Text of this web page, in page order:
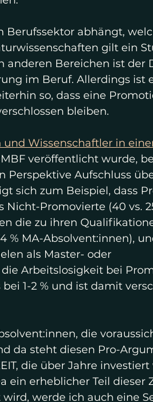
Berufssektor abhängt,
gilt ein
anderen Bereichen ist der
im Beruf. Allerdings ist
so, dass eine
bleiben.
Wissenschaftler in
veröffentlicht wurde,
Perspektive Aufschluss
sich zum Beispiel, dass
Promovierte (40 vs.
die zu ihren
% MA-Absolvent:innen),
als Master- oder
Arbeitslosigkeit bei
1-2 % und ist damit
die
da steht diesen Pro-
die über Jahre
ein erheblicher Teil dieser
werde ich auch eine